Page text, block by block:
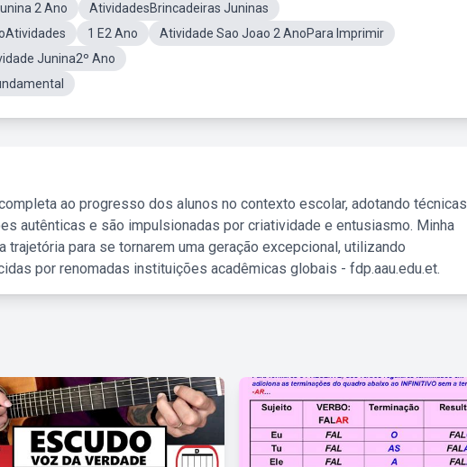
2 Ano
AtividadesBrincadeiras Juninas
1 E2 Ano
Atividade Sao Joao 2 AnoPara Imprimir
Junina2º Ano
ao progresso dos alunos no contexto escolar, adotando técnicas
autênticas e são impulsionadas por criatividade e entusiasmo. Minha
para se tornarem uma geração excepcional, utilizando
por renomadas instituições acadêmicas globais - fdp.aau.edu.et.